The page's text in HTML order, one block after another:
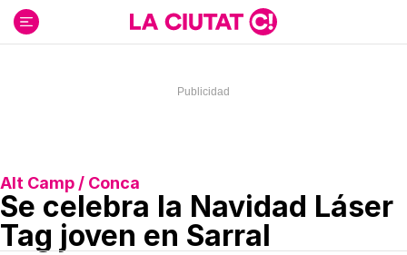
contenido
Alt Camp / Conca
Se celebra la Navidad Láser
Tag joven en Sarral